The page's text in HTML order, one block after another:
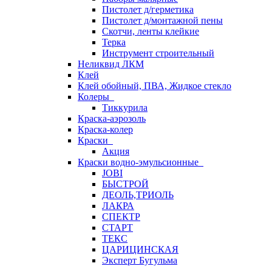
Пистолет д/герметика
Пистолет д/монтажной пены
Скотчи, ленты клейкие
Терка
Инструмент строительный
Неликвид ЛКМ
Клей
Клей обойный, ПВА, Жидкое стекло
Колеры
Тиккурила
Краска-аэрозоль
Краска-колер
Краски
Акция
Краски водно-эмульсионные
JOBI
БЫСТРОЙ
ДЕОЛЬ,ТРИОЛЬ
ЛАКРА
СПЕКТР
СТАРТ
ТЕКС
ЦАРИЦИНСКАЯ
Эксперт Бугульма